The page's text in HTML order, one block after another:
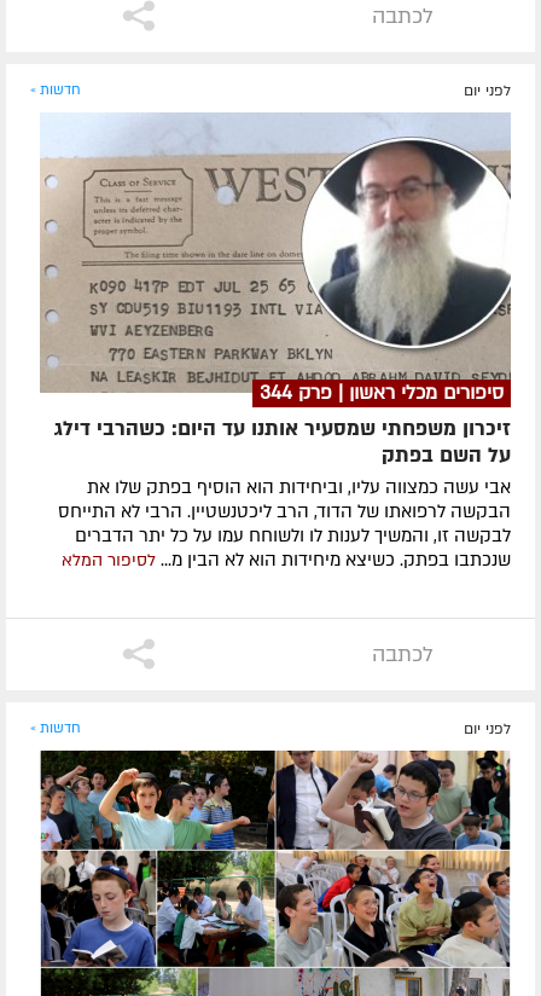
לכתבה
לפני יום חדשות »
סיפורים מכלי ראשון | פרק 344
זיכרון משפחתי שמסעיר אותנו עד היום: כשהרבי דילג
על השם בפתק
אבי עשה כמצווה עליו, וביחידות הוא הוסיף בפתק שלו את
הבקשה לרפואתו של הדוד, הרב ליכטנשטיין. הרבי לא התייחס
לבקשה זו, והמשיך לענות לו ולשוחח עמו על כל יתר הדברים
שנכתבו בפתק. כשיצא מיחידות הוא לא הבין מ... לסיפור המלא
לכתבה
לפני יום חדשות »